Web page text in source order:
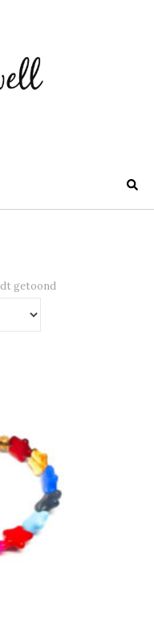
getoond